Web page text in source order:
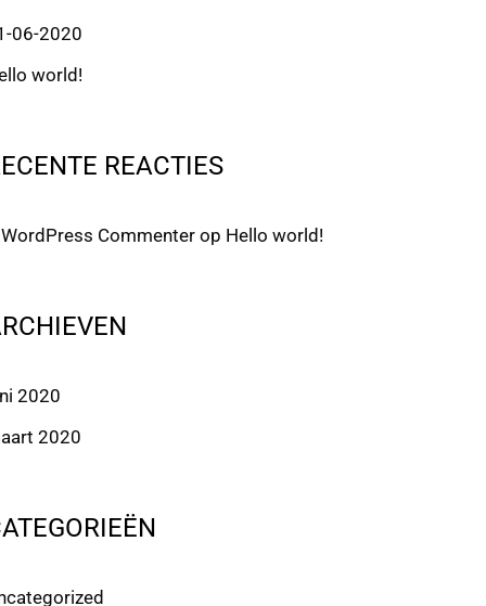
06-2020
world!
REACTIES
Commenterop Hello world!
2020
2020